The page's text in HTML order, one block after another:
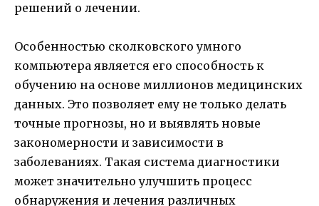
решений о лечении.
Особенностью сколковского умного
компьютера является его способность к
обучению на основе миллионов медицинских
данных. Это позволяет ему не только делать
точные прогнозы, но и выявлять новые
закономерности и зависимости в
заболеваниях. Такая система диагностики
может значительно улучшить процесс
обнаружения и лечения различных